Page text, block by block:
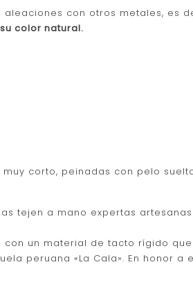
con otros metales, es
color natural.
corto, peinadas con pelo
tejen a mano expertas
un material de tacto rígido
peruana «La Cala». En honor a